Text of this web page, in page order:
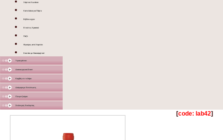
Χάρτινα Χωνάκια
Καπελάκια για Πάρτυ
Βιβλίο ευχών
Ετικέτες Κρασιού
Πάζλ
Φιγούρες από Χαρτόνι
Κουτάκι με διακοσμητικό
Υφασμάτινα
Διακοσμητικά Σταντ
Καμβάς σε τελάρο
Διάφορα με Εκτύπωση
Γλειφιτζούρια
Στολισμός Εκκλησίας
[code: lab42]